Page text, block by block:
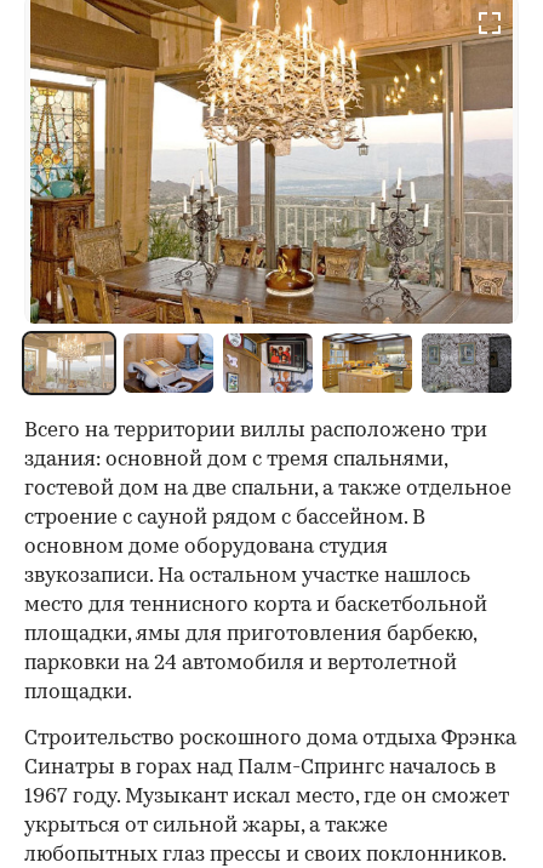
Всего на территории виллы расположено три
здания: основной дом с тремя спальнями,
гостевой дом на две спальни, а также отдельное
строение с сауной рядом с бассейном. В
основном доме оборудована студия
звукозаписи. На остальном участке нашлось
место для теннисного корта и баскетбольной
площадки, ямы для приготовления барбекю,
парковки на 24 автомобиля и вертолетной
площадки.
Строительство роскошного дома отдыха Фрэнка
Синатры в горах над Палм-Спрингс началось в
1967 году. Музыкант искал место, где он сможет
укрыться от сильной жары, а также
любопытных глаз прессы и своих поклонников.